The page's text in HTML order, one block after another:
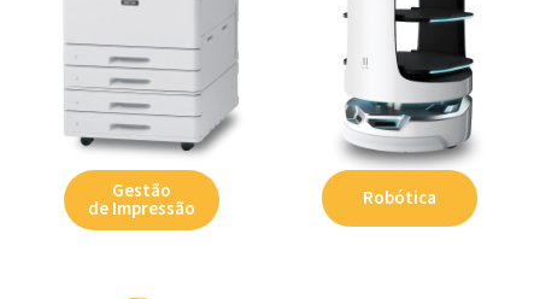
Gestão
de Impressão Robótica